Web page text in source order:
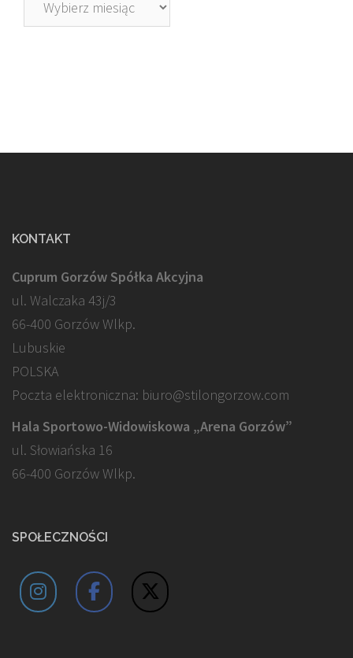
KONTAKT
Cuprum Gorzów Spółka Akcyjna
ul. Walczaka 43j/3
66-400 Gorzów Wlkp.
Lubuskie
POLSKA
Poczta elektroniczna: biuro@stilongorzow.com
Hala Sportowo-Widowiskowa „Arena Gorzów”
ul. Słowiańska 16
66-400 Gorzów Wlkp.
SPOŁECZNOŚCI